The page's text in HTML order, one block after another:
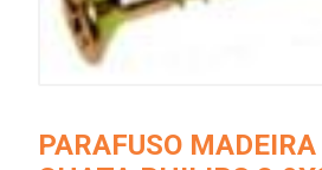
PARAFUSO